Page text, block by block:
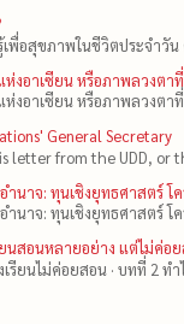
อสุขภาพในชีวิตประจำวัน
งอาเซียน หรือภาพลวงต
งอาเซียน หรือภาพลวงตา
General Secretary
letter from the UDD,
นาจ: ทุนเชิงยุทธศาสตร์
นาจ: ทุนเชิงยุทธศาสตร์
ยนสอนหลายอย่าง แต่ไม่ค่อย
เรียนไม่ค่อยสอน · บทที่ 2 ท